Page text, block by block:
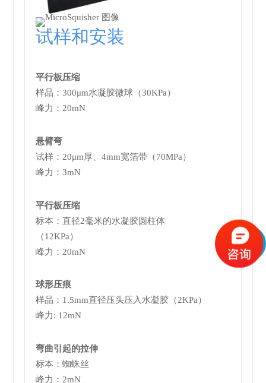
试样和安装
平行板压缩
样品：300μm水凝胶微球（30KPa）
峰力：20mN
悬臂弯
试样：20μm厚、4mm宽箔带（70MPa）
峰力：3mN
平行板压缩
标本：直径2毫米的水凝胶圆柱体
（12KPa）
峰力：20mN
球形压痕
样品：1.5mm直径压头压入水凝胶（2KPa）
峰力: 12mN
弯曲引起的拉伸
标本：蜘蛛丝
峰力：2mN